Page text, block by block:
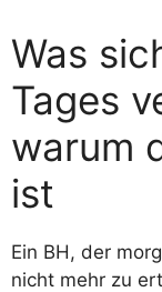
Was
Tages
warum
ist
Ein BH, der
nicht mehr zu